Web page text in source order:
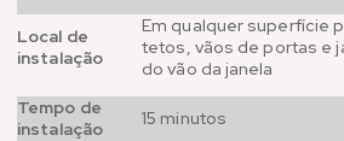
Local de
instalação
Em qualquer superfície
tetos, vãos de portas e
do vão da janela
Tempo de
instalação
15 minutos